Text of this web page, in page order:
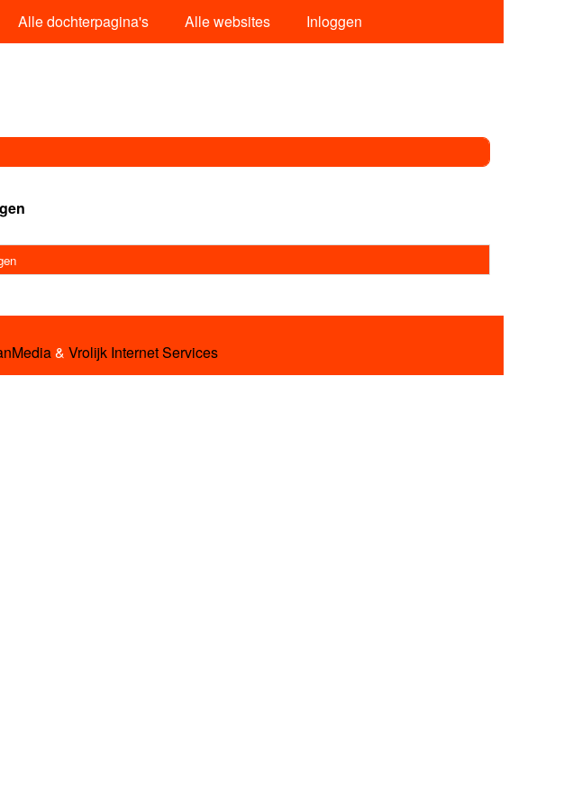
Alle dochterpagina's Alle websites Inloggen
& Vrolijk Internet Services